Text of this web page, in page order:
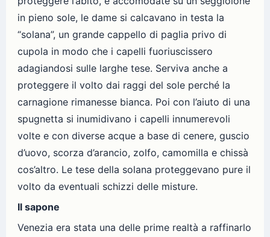
in pieno sole, le dame si calcavano in testa la
“solana”, un grande cappello di paglia privo di
cupola in modo che i capelli fuoriuscissero
adagiandosi sulle larghe tese. Serviva anche a
proteggere il volto dai raggi del sole perché la
carnagione rimanesse bianca. Poi con l’aiuto di una
spugnetta si inumidivano i capelli innumerevoli
volte e con diverse acque a base di cenere, guscio
d’uovo, scorza d’arancio, zolfo, camomilla e chissà
cos’altro. Le tese della solana proteggevano pure il
volto da eventuali schizzi delle misture.
Il sapone
Venezia era stata una delle prime realtà a raffinarlo